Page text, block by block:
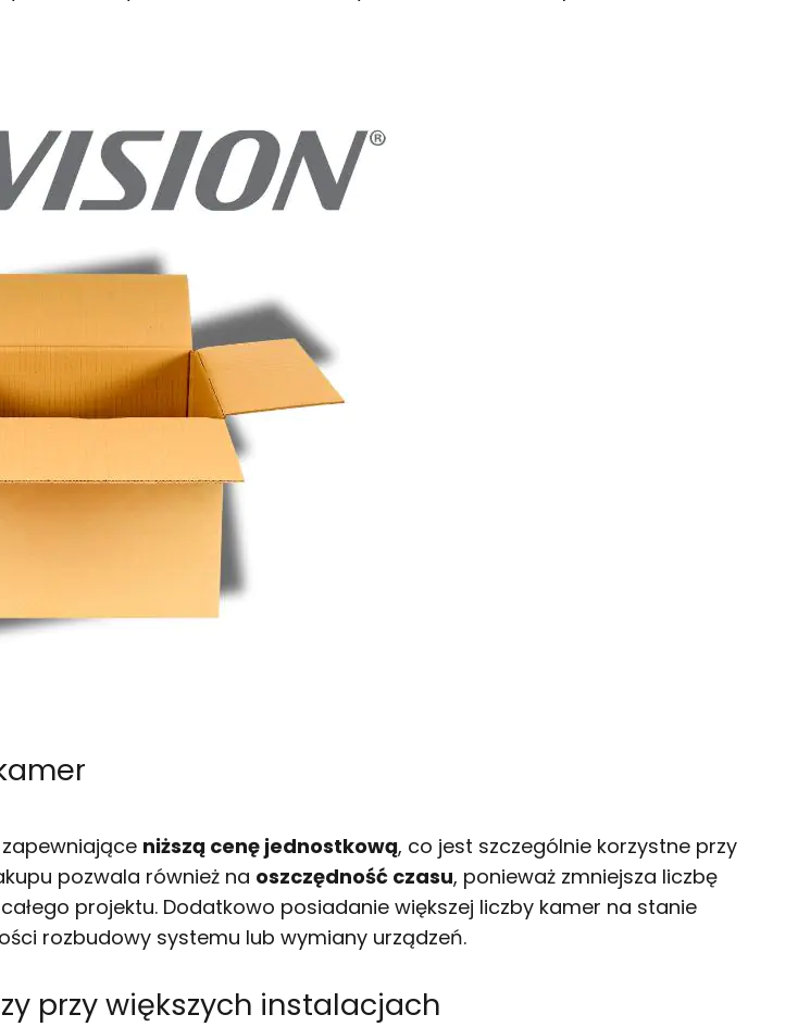
niższą cenę jednostkową, co jest szczególnie korzystne przy
pozwala również na oszczędność czasu, ponieważ zmniejsza liczbę
projektu. Dodatkowo posiadanie większej liczby kamer na stanie
rozbudowy systemu lub wymiany urządzeń.
przy większych instalacjach